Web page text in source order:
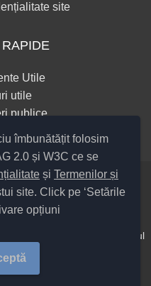
îmbunătățit folosim
2.0 și W3C ce se
și Termenilor și
site. Click pe ‘Setările
opțiuni
site
Utile
utile
publice
– 14 – C – Comună / Codul
COMUNA Colonești
/